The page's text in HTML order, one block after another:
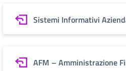
Sistemi Informativi
AFM – Amministrazione